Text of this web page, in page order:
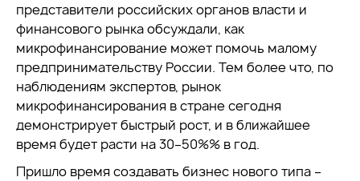
представители российских органов власти и
финансового рынка обсуждали, как
микрофинансирование может помочь малому
предпринимательству России. Тем более что, по
наблюдениям экспертов, рынок
микрофинансирования в стране сегодня
демонстрирует быстрый рост, и в ближайшее
время будет расти на 30–50%% в год.
Пришло время создавать бизнес нового типа –